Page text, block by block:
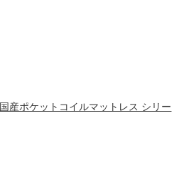
国産ポケットコイルマットレス シリー